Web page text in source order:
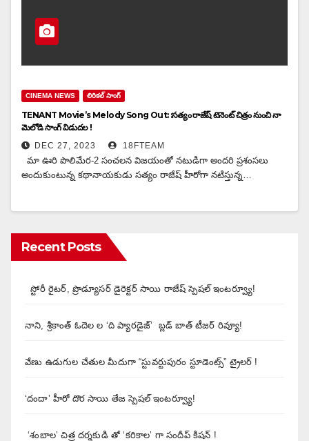
CINEMA NEWS లిరికల్ సాంగ్
TENANT Movie’s Melody Song Out: :స‌త్యం రాజేష్ టెనెంట్ చిత్రం నుంచి నా
మెలోడి సాంగ్ విడుద‌ల !
DEC 27, 2023 18FTEAM
మా ఊరి పొలిమేర‌-2 సంచ‌ల‌న విజ‌యంతో న‌టుడిగా అంద‌రి ప్ర‌శంస‌లు
అందుకుంటున్న క‌థానాయ‌కుడు స‌త్యం రాజేష్ హీరోగా న‌టిస్తున్న…
Recent Posts
స్టోరీ రైటర్, ప్రొడ్యూసర్ డైరెక్టర్ సాయి రాజేష్ స్పెషల్ ఇంటర్వ్యూ!
నాని, శ్రీకాంత్ ఓదెల ల ‘ది ప్యారడైజ్’ బ్లడ్ బాత్ టీజర్ రివ్యూ!
వేణు ఉడుగుల చేతుల మీదుగా “స్టువర్టుపురం స్టూడెంట్స్” ట్రైలర్ !
‘దందా’ హీరో దొర సాయి తేజ స్పెషల్ ఇంటర్వ్యూ!
‘శంబాల’ చిత్ర దర్శకుడి తో ‘కరికాల’ గా సందీప్ కిషన్ !